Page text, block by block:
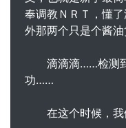
奉调教ＮＲＴ，懂
外那两个只是个酱油
滴滴滴……检测
功……
在这个时候，我